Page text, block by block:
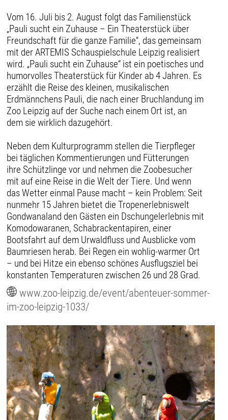
Vom 16. Juli bis 2. August folgt das Familienstück
„Pauli sucht ein Zuhause – Ein Theaterstück über
Freundschaft für die ganze Familie“, das gemeinsam
mit der ARTEMIS Schauspielschule Leipzig realisiert
wird. „Pauli sucht ein Zuhause“ ist ein poetisches und
humorvolles Theaterstück für Kinder ab 4 Jahren. Es
erzählt die Reise des kleinen, musikalischen
Erdmännchens Pauli, die nach einer Bruchlandung im
Zoo Leipzig auf der Suche nach einem Ort ist, an
dem sie wirklich dazugehört.
Neben dem Kulturprogramm stellen die Tierpfleger
bei täglichen Kommentierungen und Fütterungen
ihre Schützlinge vor und nehmen die Zoobesucher
mit auf eine Reise in die Welt der Tiere. Und wenn
das Wetter einmal Pause macht – kein Problem: Seit
nunmehr 15 Jahren bietet die Tropenerlebniswelt
Gondwanaland den Gästen ein Dschungelerlebnis mit
Komodowaranen, Schabrackentapiren, einer
Bootsfahrt auf dem Urwaldfluss und Ausblicke vom
Baumriesen herab. Bei Regen ein wohlig-warmer Ort
– und bei Hitze ein ebenso schönes Ausflugsziel bei
konstanten Temperaturen zwischen 26 und 28 Grad.
www.zoo-leipzig.de/event/abenteuer-sommer-
im-zoo-leipzig-1033/